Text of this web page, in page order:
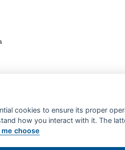
cookies to ensure its proper
how you interact with it. The
me choose